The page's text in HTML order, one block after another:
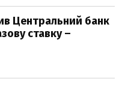
Центральний банк
ставку –